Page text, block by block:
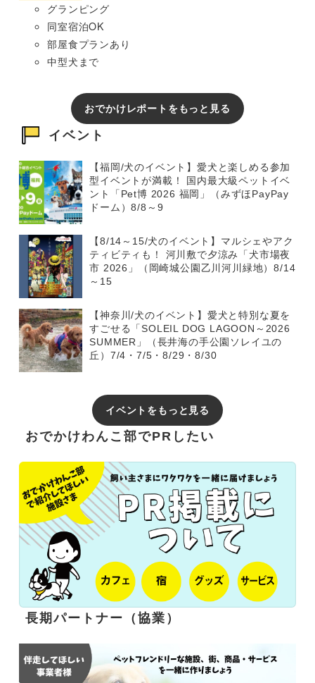
グランピング
同室宿泊OK
部屋食プランあり
中型犬まで
おでかけレポートをもっと見る
イベント
【福岡/犬のイベント】愛犬と楽しめる参加
型イベントが満載！ 国内最大級ペットイベ
ント「Pet博 2026 福岡」（みずほPayPay
ドーム）8/8～9
【8/14～15/犬のイベント】マルシェやアク
ティビティも！ 河川敷で夕涼み「犬市場夜
市 2026」（岡崎城公園乙川河川緑地）8/14
～15
【神奈川/犬のイベント】愛犬と特別な夏を
すごせる「SOLEIL DOG LAGOON～2026
SUMMER」（長井海の手公園ソレイユの
丘）7/4・7/5・8/29・8/30
イベントをもっと見る
おでかけわんこ部でPRしたい
長期パートナー（協業）